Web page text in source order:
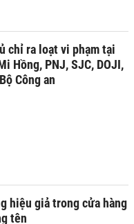
chỉ ra loạt vi phạm tại
Hồng, PNJ, SJC, DOJI,
Công an
hiệu giả trong cửa hàng
tên